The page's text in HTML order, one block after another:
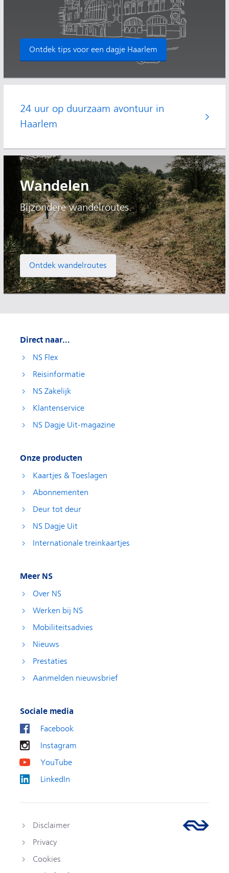
Ontdek tips voor een dagje Haarlem
24 uur op duurzaam avontuur in
Haarlem
Wandelen
Bijzondere wandelroutes.
Ontdek wandelroutes
Direct naar...
NS Flex
Reisinformatie
NS Zakelijk
Klantenservice
NS Dagje Uit-magazine
Onze producten
Kaartjes & Toeslagen
Abonnementen
Deur tot deur
NS Dagje Uit
Internationale treinkaartjes
Meer NS
Over NS
Werken bij NS
Mobiliteitsadvies
Nieuws
Prestaties
Aanmelden nieuwsbrief
Sociale media
Facebook
Instagram
YouTube
LinkedIn
Disclaimer
Privacy
Cookies